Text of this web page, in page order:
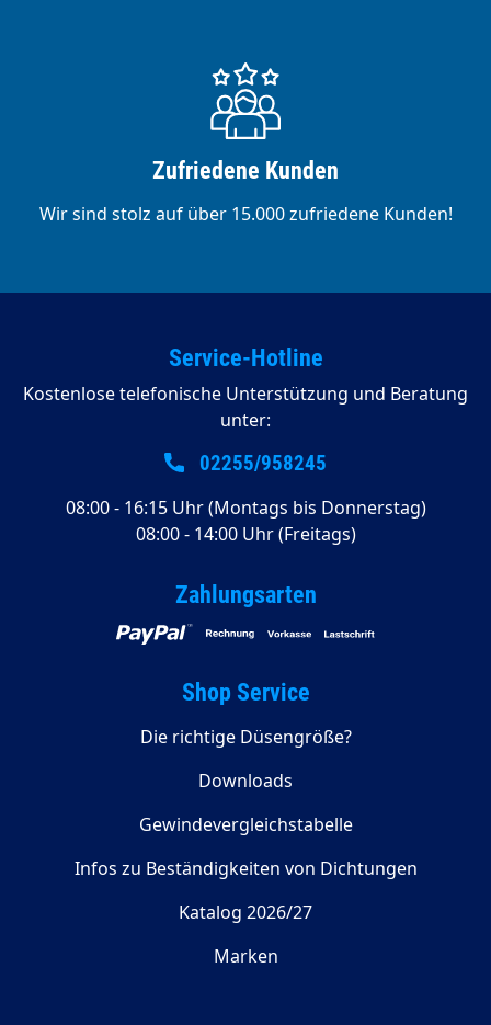
Zufriedene Kunden
Wir sind stolz auf über 15.000 zufriedene Kunden!
Service-Hotline
Kostenlose telefonische Unterstützung und Beratung
unter:
02255/958245
08:00 - 16:15 Uhr (Montags bis Donnerstag)
08:00 - 14:00 Uhr (Freitags)
Zahlungsarten
Shop Service
Die richtige Düsengröße?
Downloads
Gewindevergleichstabelle
Infos zu Beständigkeiten von Dichtungen
Katalog 2026/27
Marken